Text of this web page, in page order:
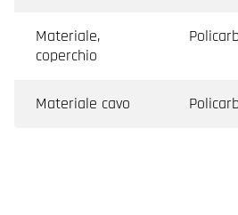
Materiale,
coperchio
Materiale cavo